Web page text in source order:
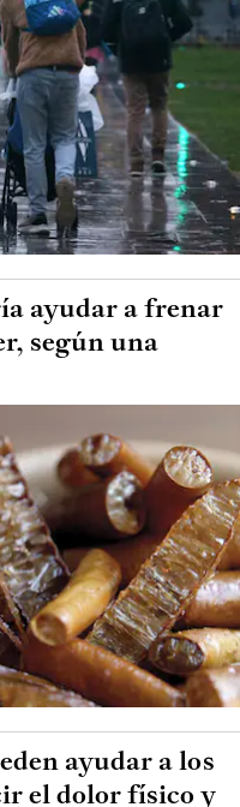
ayudar a frenar
según una
ayudar a los
el dolor físico y